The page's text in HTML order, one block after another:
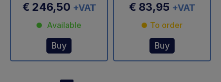
€ 246,50 +VAT
Available
Buy
€ 83,95 +VAT
To order
Buy